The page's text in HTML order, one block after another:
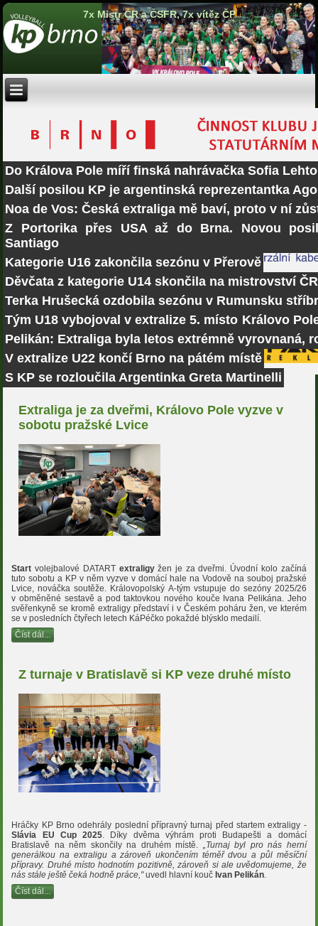
7x Mistr ČR a ČSFR, 7x vítěz ČP
Do Králova Pole míří finská nahrávačka Sofia Lehto
Další posilou KP je argentinská reprezentantka
Noa de Vos: Česká extraliga mě baví, proto v ní
Z Portorika přes USA až do Brna. Novou
Santiago
Kategorie U16 zakončila sezónu v Přerově
Děvčata z kategorie U14 skončila na mistrovství
Terka Hrušecká ozdobila sezónu v Rumunsku
Tým U18 vybojoval v extralize 5. místo Královo
Pelikán: Extraliga byla letos extrémně vyrovnaná,
V extralize U22 končí Brno na pátém místě
S KP se rozloučila Argentinka Greta Martinelli
Extraliga je za dveřmi, Královo Pole vyzve v
sobotu pražské Lvice
Start volejbalové DATART extraligyžen je za dveřmi. Úvodní kolo začíná
tuto sobotu a KP v něm vyzve v domácí hale na Vodově na souboj pražské
Lvice, nováčka soutěže. Královopolský A-tým vstupuje do sezóny 2025/26
v obměněné sestavě a pod taktovkou nového kouče Ivana Pelikána. Jeho
svěřenkyně se kromě extraligy představí i v Českém poháru žen, ve kterém
se v posledních čtyřech letech KáPéčko pokaždé blýsklo medailí.
Číst dál...
Z turnaje v Bratislavě si KP veze druhé místo
Hráčky KP Brno odehrály poslední přípravný turnaj před startem extraligy -
Slávia EU Cup 2025 . Díky dvěma výhrám proti Budapešti a domácí
Bratislavě na něm skončily na druhém místě.
„Turnaj byl pro nás herní
generálkou na extraligu a zároveň ukončením téměř dvou a půl měsíční
přípravy. Druhé místo hodnotím pozitivně, zároveň si ale uvědomujeme, že
nás stále ještě čeká hodně práce,"uvedl hlavní koučIvan Pelikán
Číst dál...